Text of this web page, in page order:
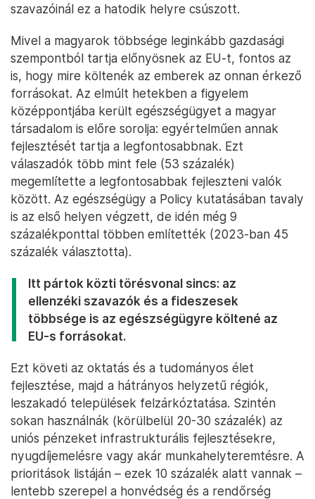
szavazóinál ez a hatodik helyre csúszott.
Mivel a magyarok többsége leginkább gazdasági
szempontból tartja előnyösnek az EU-t, fontos az
is, hogy mire költenék az emberek az onnan érkező
forrásokat. Az elmúlt hetekben a figyelem
középpontjába került egészségügyet a magyar
társadalom is előre sorolja: egyértelműen annak
fejlesztését tartja a legfontosabbnak. Ezt
válaszadók több mint fele (53 százalék)
megemlítette a legfontosabbak fejleszteni valók
között. Az egészségügy a Policy kutatásában tavaly
is az első helyen végzett, de idén még 9
százalékponttal többen említették (2023-ban 45
százalék választotta).
Itt pártok közti törésvonal sincs: az
ellenzéki szavazók és a fideszesek
többsége is az egészségügyre költené az
EU-s forrásokat.
Ezt követi az oktatás és a tudományos élet
fejlesztése, majd a hátrányos helyzetű régiók,
leszakadó települések felzárkóztatása. Szintén
sokan használnák (körülbelül 20-30 százalék) az
uniós pénzeket infrastrukturális fejlesztésekre,
nyugdíjemelésre vagy akár munkahelyteremtésre. A
prioritások listáján – ezek 10 százalék alatt vannak –
lentebb szerepel a honvédség és a rendőrség